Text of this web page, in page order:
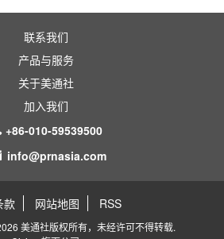
联系我们
产品与服务
关于美通社
加入我们
+86-010-59539500
info@prnasia.com
款 网站地图 RSS
美通社版权所有，未经许可不得转载.